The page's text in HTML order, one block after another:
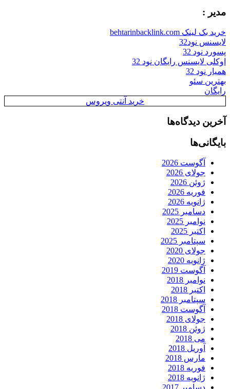
مدیر :
خرید بک لینک behtarinbacklink.com
لایسنس نود32
پسورد نود 32
اوکلی لایسنس رایگان نود 32
همیار نود 32
بهترین سئو
رایگان
خرید آنتی ویروس
آخرین دیدگاه‌ها
بایگانی‌ها
آگوست 2026
جولای 2026
ژوئن 2026
فوریه 2026
ژانویه 2026
دسامبر 2025
نوامبر 2025
اکتبر 2025
سپتامبر 2025
جولای 2020
ژانویه 2020
آگوست 2019
نوامبر 2018
اکتبر 2018
سپتامبر 2018
آگوست 2018
جولای 2018
ژوئن 2018
می 2018
آوریل 2018
مارس 2018
فوریه 2018
ژانویه 2018